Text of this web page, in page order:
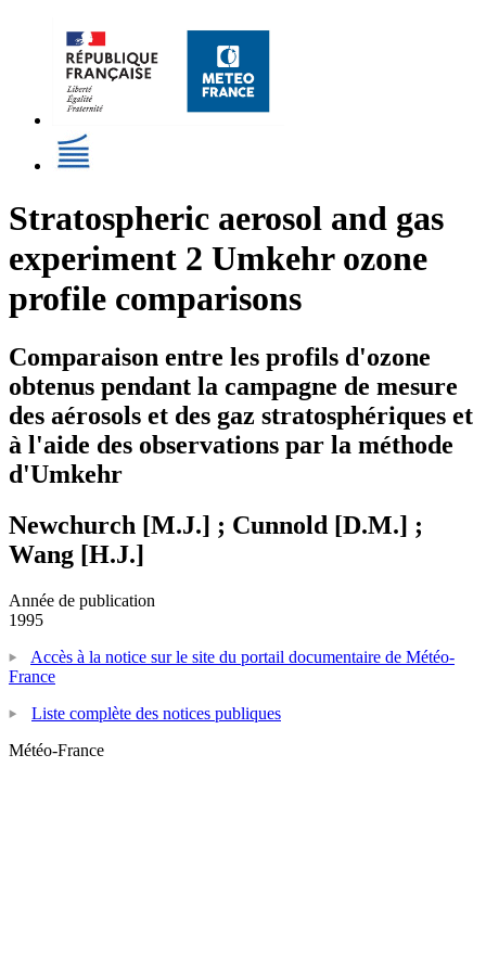
Stratospheric aerosol and gas
experiment 2 Umkehr ozone
profile comparisons
Comparaison entre les profils d'ozone
obtenus pendant la campagne de mesure
des aérosols et des gaz stratosphériques et
à l'aide des observations par la méthode
d'Umkehr
Newchurch [M.J.] ; Cunnold [D.M.] ;
Wang [H.J.]
Année de publication
1995
Accès à la notice sur le site du portail documentaire de Météo-
France
Liste complète des notices publiques
Météo-France